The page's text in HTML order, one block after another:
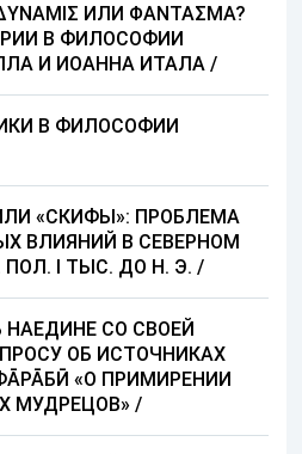
ИЛИ ΦANΤΑΣΜΑ?
В ФИЛОСОФИИ
И ИОАННА ИТАЛА /
В ФИЛОСОФИИ
«СКИФЫ»: ПРОБЛЕМА
ВЛИЯНИЙ В СЕВЕРНОМ
ПОЛ. I ТЫС. ДО Н. Э. /
СО СВОЕЙ
ОБ ИСТОЧНИКАХ
«О ПРИМИРЕНИИ
МУДРЕЦОВ» /